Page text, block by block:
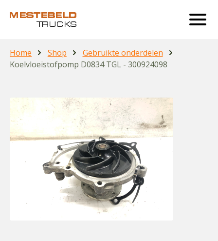
Home Shop
Gebruikte onderdelen
Koelvloeistofpomp D0834 TGL - 300924098